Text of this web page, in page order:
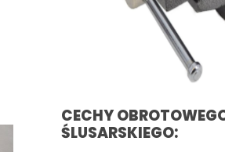
CECHY
ŚLUSARSKIEGO: